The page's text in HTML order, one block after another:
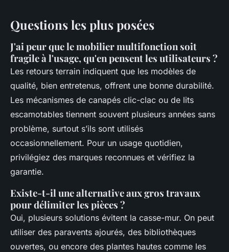
Questions les plus posées
J'ai peur que le mobilier multifonction soit
fragile à l'usage, qu'en pensent les utilisateurs ?
Les retours terrain indiquent que les modèles de
qualité, bien entretenus, offrent une bonne durabilité.
Les mécanismes de canapés clic-clac ou de lits
escamotables tiennent souvent plusieurs années sans
problème, surtout s’ils sont utilisés
occasionnellement. Pour un usage quotidien,
privilégiez des marques reconnues et vérifiez la
garantie.
Existe-t-il une alternative aux gros travaux
pour délimiter les pièces ?
Oui, plusieurs solutions évitent la casse-mur. On peut
utiliser des paravents ajourés, des bibliothèques
ouvertes, ou encore des plantes hautes comme les